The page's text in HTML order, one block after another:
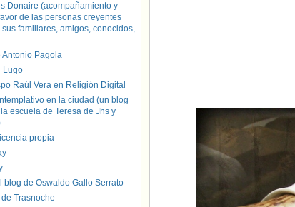
Donaire (acompañamiento y
de las personas creyentes
sus familiares, amigos, conocidos,
Antonio Pagola
Lugo
Raúl Vera en Religión Digital
en la ciudad (un blog
escuela de Teresa de Jhs y
propia
blog de Oswaldo Gallo Serrato
Trasnoche